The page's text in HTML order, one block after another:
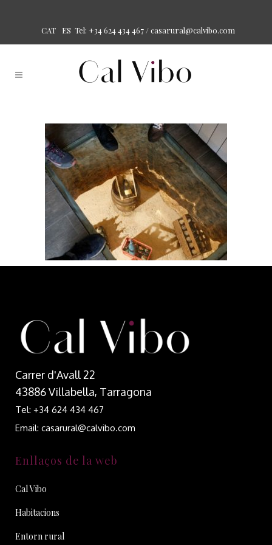
CAT ES Tel: +34 624 434 467 / casarural@calvibo.com
Carrer d'Avall 22
43886 Villabella, Tarragona
Tel: +34 624 434 467
Email: casarural@calvibo.com
Enllaços de la web
Cal Vibo
Habitacions
Entorn rural